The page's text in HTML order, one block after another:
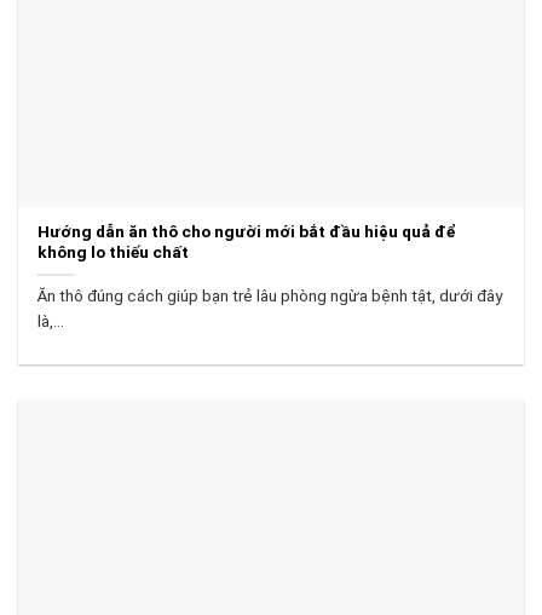
Hướng dẫn ăn thô cho người mới bắt đầu hiệu quả để
không lo thiếu chất
Ăn thô đúng cách giúp bạn trẻ lâu phòng ngừa bệnh tật, dưới đây
là,...